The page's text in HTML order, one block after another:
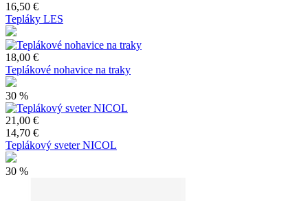
16,50 €
Tepláky LES
18,00 €
Teplákové nohavice na traky
30 %
21,00 €
14,70 €
Teplákový sveter NICOL
30 %